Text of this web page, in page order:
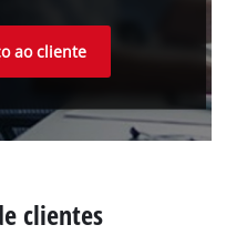
ao cliente
clientes